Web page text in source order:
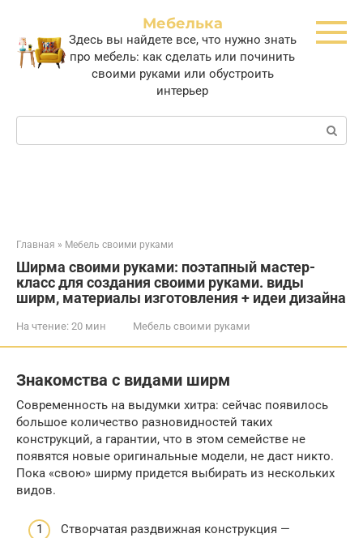
контенту
Мебелька
Здесь вы найдете все, что нужно знать
про мебель: как сделать или починить
своими руками или обустроить
интерьер
Поиск:
Главная » Мебель своими руками
Ширма своими руками: поэтапный мастер-
класс для создания своими руками. виды
ширм, материалы изготовления + идеи дизайна
На чтение: 20 мин Мебель своими руками
Знакомства с видами ширм
Современность на выдумки хитра: сейчас появилось
большое количество разновидностей таких
конструкций, а гарантии, что в этом семействе не
появятся новые оригинальные модели, не даст никто.
Пока «свою» ширму придется выбирать из нескольких
видов.
Створчатая раздвижная конструкция —